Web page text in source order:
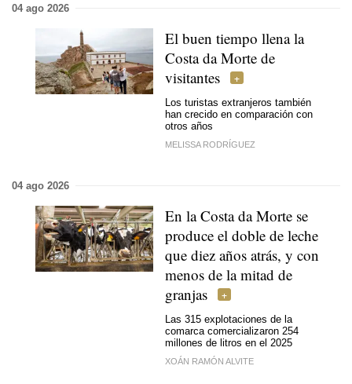
04 ago 2026
El buen tiempo llena la
Costa da Morte de
visitantes
Los turistas extranjeros también
han crecido en comparación con
otros años
MELISSA RODRÍGUEZ
04 ago 2026
En la Costa da Morte se
produce el doble de leche
que diez años atrás, y con
menos de la mitad de
granjas
Las 315 explotaciones de la
comarca comercializaron 254
millones de litros en el 2025
XOÁN RAMÓN ALVITE